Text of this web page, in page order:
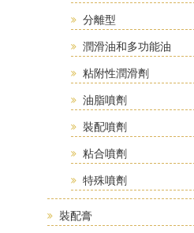
分離型
潤滑油和多功能油
粘附性潤滑劑
油脂噴劑
裝配噴劑
粘合噴劑
特殊噴劑
裝配膏